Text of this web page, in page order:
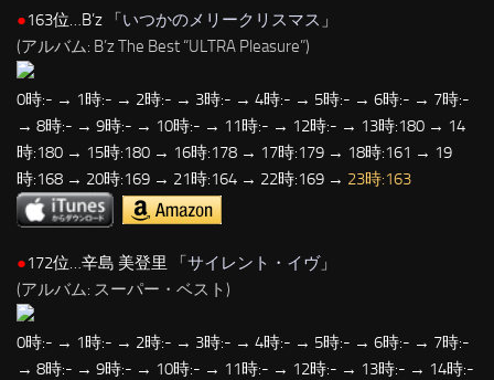
●163位…B’z 「いつかのメリークリスマス 」
(アルバム: B’z The Best “ULTRA Pleasure”)
0時:- → 1時:- → 2時:- → 3時:- → 4時:- → 5時:- → 6時:- → 7時:-
→ 8時:- → 9時:- → 10時:- → 11時:- → 12時:- → 13時:180 → 14
時:180 → 15時:180 → 16時:178 → 17時:179 → 18時:161 → 19
時:168 → 20時:169 → 21時:164 → 22時:169 → 23時:163
●172位…辛島 美登里 「サイレント・イヴ」
(アルバム: スーパー・ベスト)
0時:- → 1時:- → 2時:- → 3時:- → 4時:- → 5時:- → 6時:- → 7時:-
→ 8時:- → 9時:- → 10時:- → 11時:- → 12時:- → 13時:- → 14時:-